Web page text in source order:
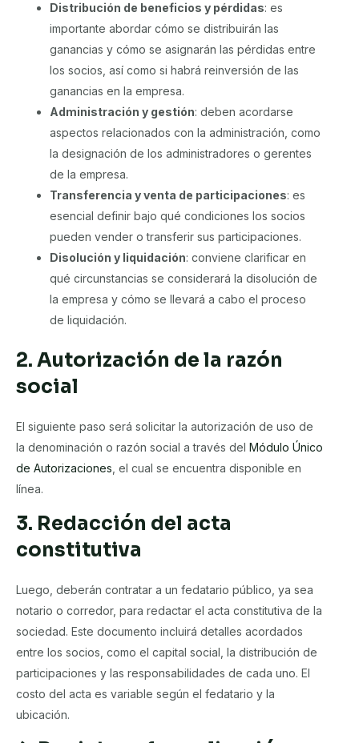
Distribución de beneficios y pérdidas: es
importante abordar cómo se distribuirán las
ganancias y cómo se asignarán las pérdidas entre
los socios, así como si habrá reinversión de las
ganancias en la empresa.
Administración y gestión: deben acordarse
aspectos relacionados con la administración, como
la designación de los administradores o gerentes
de la empresa.
Transferencia y venta de participaciones: es
esencial definir bajo qué condiciones los socios
pueden vender o transferir sus participaciones.
Disolución y liquidación: conviene clarificar en
qué circunstancias se considerará la disolución de
la empresa y cómo se llevará a cabo el proceso
de liquidación.
2. Autorización de la razón
social
El siguiente paso será solicitar la autorización de uso de
la denominación o razón social a través del Módulo Único
de Autorizaciones , el cual se encuentra disponible en
línea.
3. Redacción del acta
constitutiva
Luego, deberán contratar a un fedatario público, ya sea
notario o corredor, para redactar el acta constitutiva de la
sociedad. Este documento incluirá detalles acordados
entre los socios, como el capital social, la distribución de
participaciones y las responsabilidades de cada uno. El
costo del acta es variable según el fedatario y la
ubicación.